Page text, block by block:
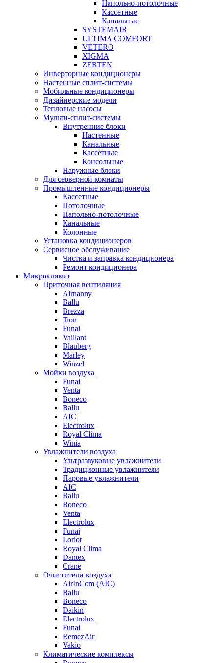
Напольно-потолочные
Кассетные
Канальные
SYSTEMAIR
ULTIMA COMFORT
VETERO
XIGMA
ZERTEN
Инверторные кондиционеры
Настенные сплит-системы
Мобильные кондиционеры
Дизайнерские модели
Тепловые насосы
Мульти-сплит-системы
Внутренние блоки
Настенные
Канальные
Кассетные
Консольные
Наружные блоки
Для серверной комнаты
Промышленные кондиционеры
Кассетные
Потолочные
Напольно-потолочные
Канальные
Колонные
Установка кондиционеров
Сервисное обслуживание
Чистка и заправка кондиционера
Ремонт кондиционера
Микроклимат
Приточная вентиляция
Airnanny
Ballu
Brezza
Tion
Funai
Vaillant
Blauberg
Marley
Winzel
Мойки воздуха
Funai
Venta
Boneco
Ballu
AIC
Electrolux
Royal Clima
Winia
Увлажнители воздуха
Ультразвуковые увлажнители
Традиционные увлажнители
Паровые увлажнители
AIC
Ballu
Boneco
Venta
Electrolux
Funai
Loriot
Royal Clima
Dantex
Crane
Очистители воздуха
AirInCom (AIC)
Ballu
Boneco
Daikin
Electrolux
Funai
RemezAir
Vakio
Климатические комплексы